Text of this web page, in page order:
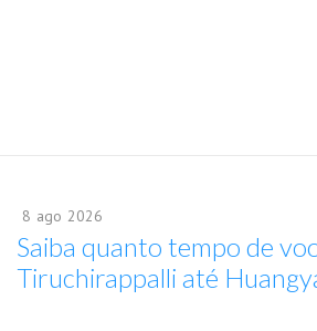
8 ago 2026
Saiba quanto tempo de
Tiruchirappalli até